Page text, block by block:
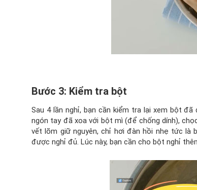
Bước 3: Kiểm tra bột
Sau 4 lần nghỉ, bạn cần kiểm tra lại xem bột
ngón tay đã xoa với bột mì (để chống dính),
vết lõm giữ nguyên, chỉ hơi đàn hồi nhẹ tức
được nghỉ đủ. Lúc này, bạn cần cho bột nghỉ